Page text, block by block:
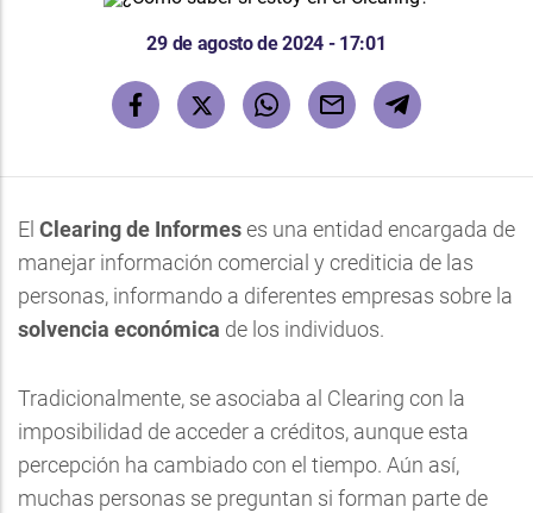
29 de agosto de 2024 - 17:01
El Clearing de Informeses una entidad encargada de
manejar información comercial y crediticia de las
personas, informando a diferentes empresas sobre la
solvencia económica de los individuos.
Tradicionalmente, se asociaba al Clearing con la
imposibilidad de acceder a créditos, aunque esta
percepción ha cambiado con el tiempo. Aún así,
muchas personas se preguntan si forman parte de